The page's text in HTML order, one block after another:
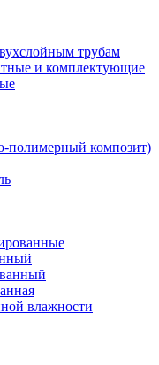
трубам
и комплектующие
полимерный композит)
влажности